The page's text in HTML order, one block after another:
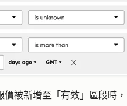
價被新增至「有效」區段時